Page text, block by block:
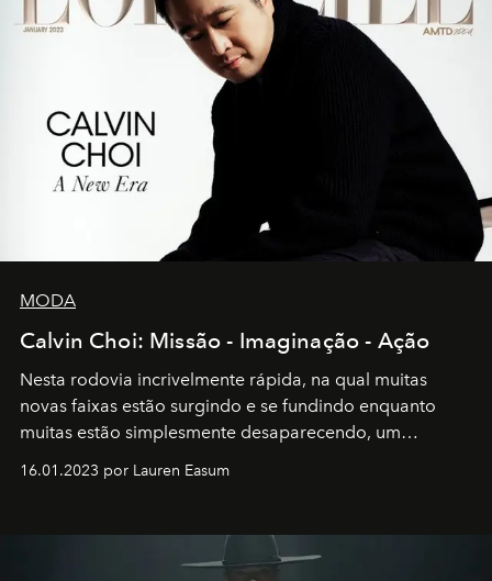
MODA
Calvin Choi: Missão - Imaginação - Ação
Nesta rodovia incrivelmente rápida, na qual muitas
novas faixas estão surgindo e se fundindo enquanto
muitas estão simplesmente desaparecendo, um
transportador AMTD abrindo caminho para muitos
por propósitos, com um claro senso de missão na vida e
16.01.2023 por Lauren Easum